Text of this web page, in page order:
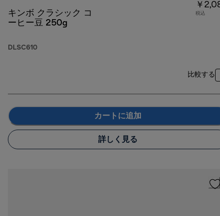
キンボ クラシック コ
ーヒー豆 250g
DLSC610
￥
税込
比較する
カートに追加
詳しく見る